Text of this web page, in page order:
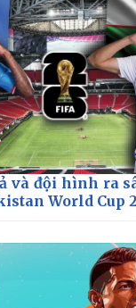
và đội hình ra